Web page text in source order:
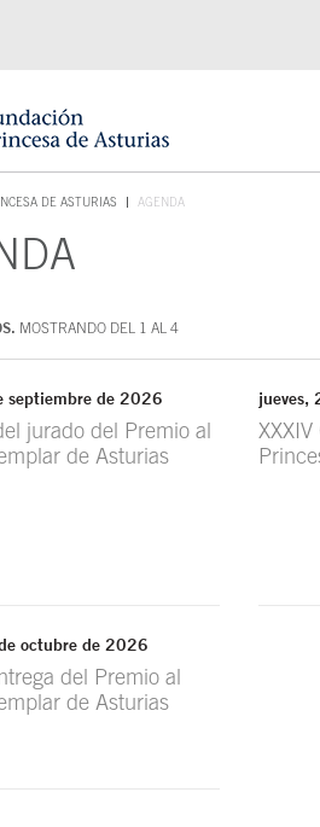
1
DE ASTURIAS
1
AGENDA
MOSTRANDO DEL 1 AL 4
septiembre de 2026
jurado del Premio al
de Asturias
jueves,
octubre de 2026
del Premio al
de Asturias